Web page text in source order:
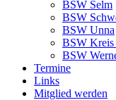
BSW Selm
BSW
BSW Unna
BSW Kreis
BSW
Termine
Links
Mitglied werden